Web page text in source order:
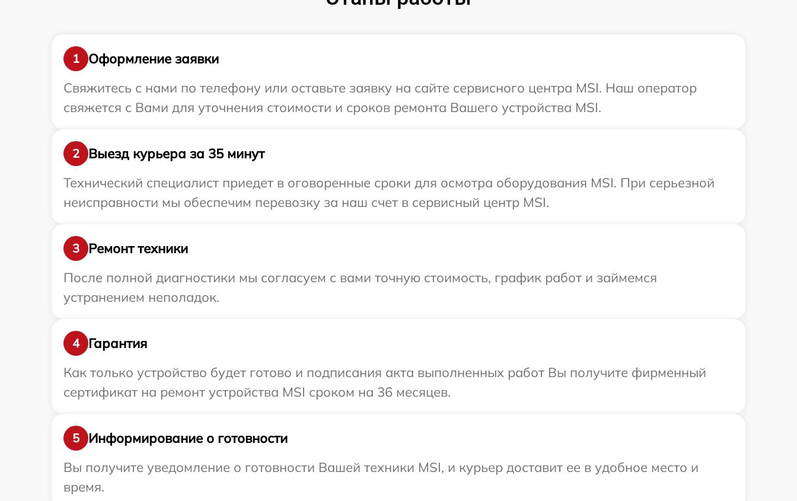
1
Оформление заявки
Свяжитесь с нами по телефону или оставьте заявку на сайте сервисного центра MSI. Наш оператор
свяжется с Вами для уточнения стоимости и сроков ремонта Вашего устройства MSI.
2
Выезд курьера за 35 минут
Технический специалист приедет в оговоренные сроки для осмотра оборудования MSI. При серьезной
неисправности мы обеспечим перевозку за наш счет в сервисный центр MSI.
3
Ремонт техники
После полной диагностики мы согласуем с вами точную стоимость, график работ и займемся
устранением неполадок.
4
Гарантия
Как только устройство будет готово и подписания акта выполненных работ Вы получите фирменный
сертификат на ремонт устройства MSI сроком на 36 месяцев.
5
Информирование о готовности
Вы получите уведомление о готовности Вашей техники MSI, и курьер доставит ее в удобное место и
время.